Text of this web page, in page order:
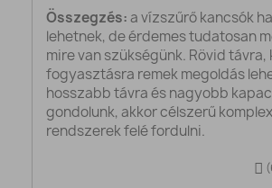
Összegzés:a vízszűrő kancsók
lehetnek, de érdemes tudatosan
mire van szükségünk. Rövid távra,
fogyasztásra remek megoldás
hosszabb távra és nagyobb
gondolunk, akkor célszerű
rendszerek felé fordulni.